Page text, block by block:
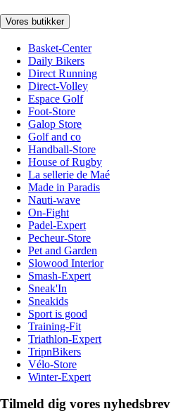
Vores butikker
Basket-Center
Daily Bikers
Direct Running
Direct-Volley
Espace Golf
Foot-Store
Galop Store
Golf and co
Handball-Store
House of Rugby
La sellerie de Maé
Made in Paradis
Nauti-wave
On-Fight
Padel-Expert
Pecheur-Store
Pet and Garden
Slowood Interior
Smash-Expert
Sneak'In
Sneakids
Sport is good
Training-Fit
Triathlon-Expert
TripnBikers
Vélo-Store
Winter-Expert
Tilmeld dig vores nyhedsbrev